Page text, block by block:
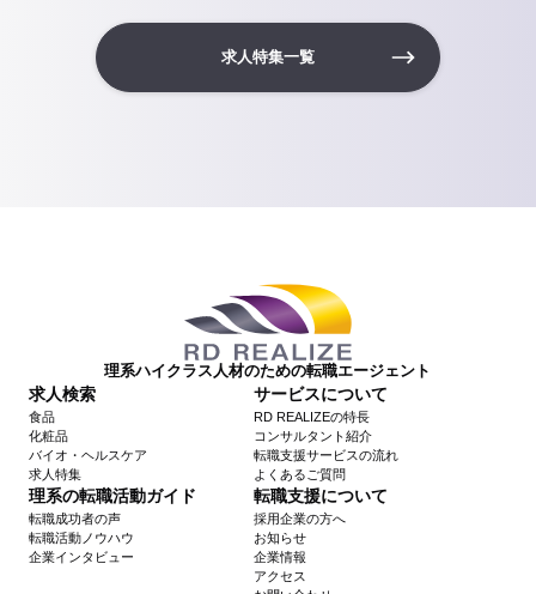
求人特集一覧
理系ハイクラス人材のための転職エージェント
求人検索
食品
化粧品
バイオ・ヘルスケア
求人特集
サービスについて
RD REALIZEの特長
コンサルタント紹介
転職支援サービスの流れ
よくあるご質問
理系の転職活動ガイド
転職成功者の声
転職活動ノウハウ
企業インタビュー
転職支援について
採用企業の方へ
お知らせ
企業情報
アクセス